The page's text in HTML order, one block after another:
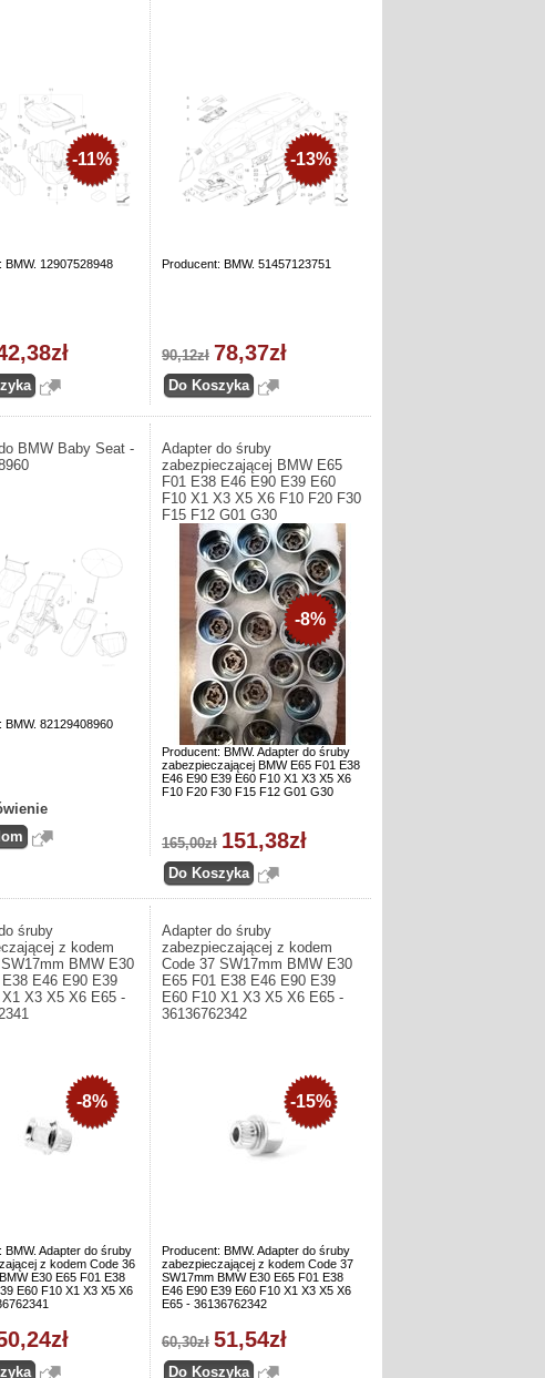
BMW. 12907528948
-11%
Producent: BMW. 51457123751
-13%
90,12zł 78,37zł
BMW Baby Seat -
BMW. 82129408960
Adapter do śruby
zabezpieczającej BMW E65
F01 E38 E46 E90 E39 E60
F10 X1 X3 X5 X6 F10 F20 F30
F15 F12 G01 G30
Producent: BMW. Adapter do śruby
zabezpieczającej BMW E65 F01 E38
E46 E90 E39 E60 F10 X1 X3 X5 X6
F10 F20 F30 F15 F12 G01 G30
-8%
165,00zł 151,38zł
śruby
z kodem
BMW E30
E38 E46 E90 E39
X1 X3 X5 X6 E65 -
BMW. Adapter do śruby
z kodem Code 36
E30 E65 F01 E38
E60 F10 X1 X3 X5 X6
-8%
Adapter do śruby
zabezpieczającej z kodem
Code 37 SW17mm BMW E30
E65 F01 E38 E46 E90 E39
E60 F10 X1 X3 X5 X6 E65 -
36136762342
Producent: BMW. Adapter do śruby
zabezpieczającej z kodem Code 37
SW17mm BMW E30 E65 F01 E38
E46 E90 E39 E60 F10 X1 X3 X5 X6
E65 - 36136762342
-15%
60,30zł 51,54zł